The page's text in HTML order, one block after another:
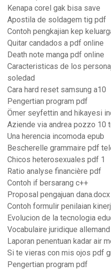
Kenapa corel gak bisa save
Apostila de soldagem tig pdf
Contoh pengkajian kep
Quitar candados a pdf online
Death note manga pdf online
Caracteristicas de los
soledad
Cara hard reset samsung a10
Pengertian program pdf
Ömer seyfettin and hikayesi
Aziende via andrea pozzo 10
Una herencia incomoda epub
Bescherelle grammaire pdf
Chicos heterosexuales pdf 1
Ratio analyse financière pdf
Contoh if bersarang c++
Proposal pengajuan dana.docx
Contoh formulir penilaian
Evolucion de la tecnologia
Vocabulaire juridique
Laporan penentuan kadar air
Si te vieras con mis ojos pdf
Pengertian program pdf